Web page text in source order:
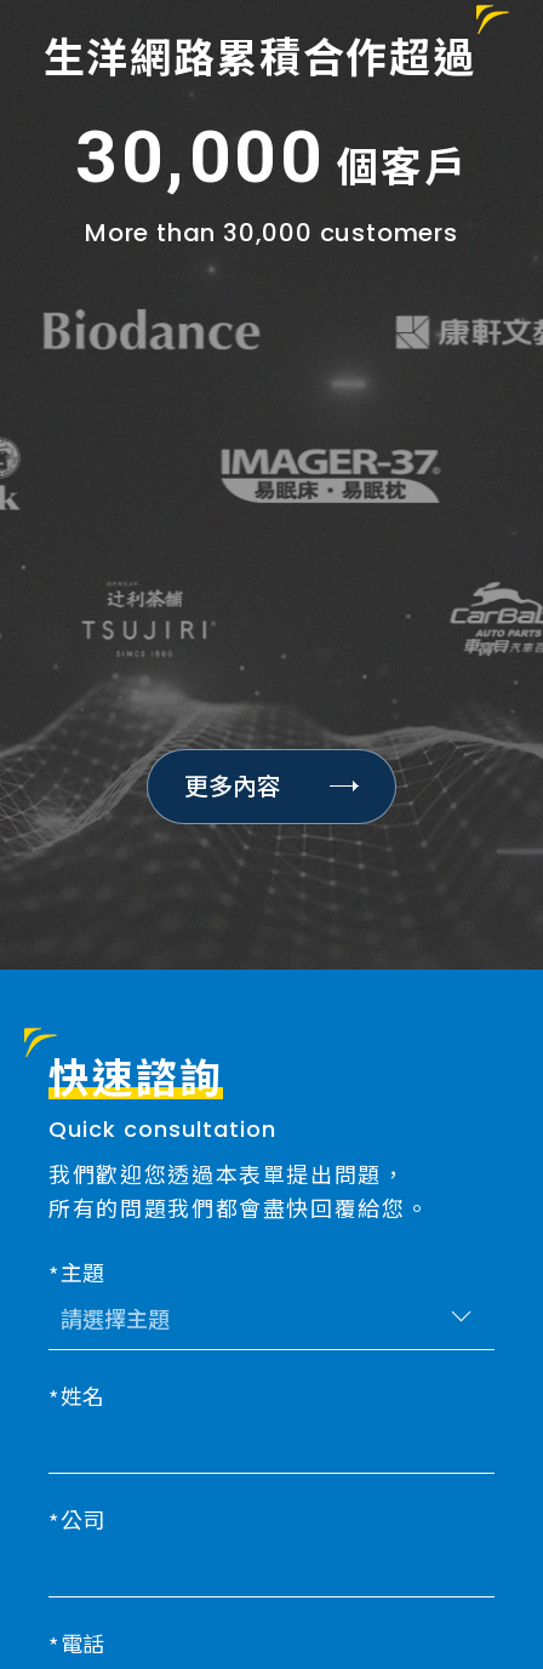
生洋網路累積合作超過
30,000 個客戶
More than 30,000 customers
更多內容
快速諮詢
Quick consultation
我們歡迎您透過本表單提出問題，
所有的問題我們都會盡快回覆給您。
主題
姓名
公司
電話